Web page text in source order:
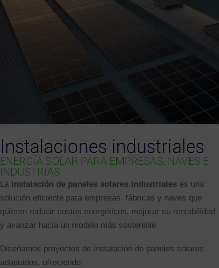
Instalaciones industriales
ENERGÍA SOLAR PARA EMPRESAS, NAVES E
INDUSTRIAS
La instalación de paneles solares industriales es una
solución eficiente para empresas, fábricas y naves que
quieren reducir costes energéticos, mejorar su rentabilidad
y avanzar hacia un modelo más sostenible.
Diseñamos proyectos de instalación de paneles solares
adaptados, ofreciendo: